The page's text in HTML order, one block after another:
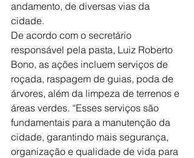
andamento, de diversas vias da
cidade.
De acordo com o secretário
responsável pela pasta, Luiz Roberto
Bono, as ações incluem serviços de
roçada, raspagem de guias, poda de
árvores, além da limpeza de terrenos e
áreas verdes. “Esses serviços são
fundamentais para a manutenção da
cidade, garantindo mais segurança,
organização e qualidade de vida para